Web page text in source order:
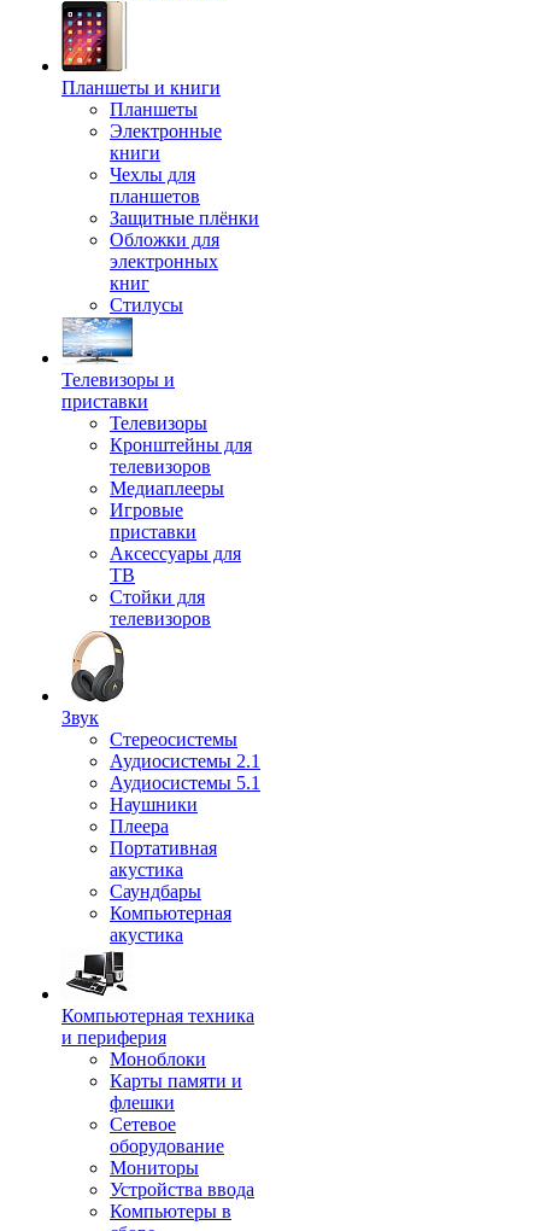
Планшеты и книги
Планшеты
Электронные
книги
Чехлы для
планшетов
Защитные плёнки
Обложки для
электронных
книг
Стилусы
Телевизоры и
приставки
Телевизоры
Кронштейны для
телевизоров
Медиаплееры
Игровые
приставки
Аксессуары для
ТВ
Стойки для
телевизоров
Звук
Стереосистемы
Аудиосистемы 2.1
Аудиосистемы 5.1
Наушники
Плеера
Портативная
акустика
Саундбары
Компьютерная
акустика
Компьютерная техника
и периферия
Моноблоки
Карты памяти и
флешки
Сетевое
оборудование
Мониторы
Устройства ввода
Компьютеры в